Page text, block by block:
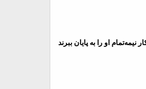
او را به پایان ببرند